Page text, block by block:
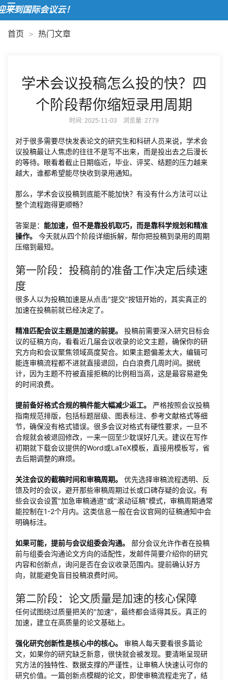
到国际会议云！
首页 > 热门文章
学术会议投稿怎么投的快？四
个阶段帮你缩短录用周期
时间: 2025-11-03 浏览量: 2779
对于很多需要尽快发表论文的研究生和科研人员来说，学术会
议投稿最让人焦虑的往往不是写不出来，而是投出去之后漫长
的等待。眼看着截止日期临近，毕业、评奖、结题的压力越来
越大，谁都希望能尽快收到录用通知。
那么，学术会议投稿到底能不能加快？有没有什么方法可以让
整个流程跑得更顺畅？
答案是： 能加速，但不是靠投机取巧，而是靠科学规划和精准
操作。
今天就从四个阶段详细拆解，帮你把投稿到录用的周期
压缩到最短。
第一阶段：投稿前的准备工作决定后续速
度
很多人以为投稿加速是从点击"提交"按钮开始的，其实真正的
加速在投稿前就已经决定了。
精准匹配会议主题是加速的前提。
投稿前需要深入研究目标会
议的征稿方向，看看近几届会议收录的论文主题，确保你的研
究方向和会议聚焦领域高度契合。如果主题偏差太大，编辑可
能连审稿流程都不进就直接退回，白白浪费几周时间。据统
计，因为主题不符被直接拒稿的比例相当高，这是最容易避免
的时间浪费。
提前备好格式合规的稿件能大幅减少返工。
严格按照会议投稿
指南规范排版，包括标题层级、图表标注、参考文献格式等细
节，确保没有格式错误。很多会议对格式有硬性要求，一旦不
合规就会被退回修改，一来一回至少耽误好几天。建议在写作
初期就下载会议提供的Word或LaTeX模板，直接用模板写，省
去后期调整的麻烦。
关注会议的截稿时间和审稿周期。
优先选择审稿流程透明、反
馈及时的会议，避开那些审稿周期过长或口碑存疑的会议。有
些会议会设置"加急审稿通道"或"滚动征稿"模式，审稿周期通常
能控制在1-2个月内。这类信息一般在会议官网的征稿通知中会
明确标注。
如果可能，提前与会议组委会沟通。
部分会议允许作者在投稿
前与组委会沟通论文方向的适配性，发邮件简要介绍你的研究
内容和创新点，询问是否在会议收录范围内。提前确认好方
向，就能避免盲目投稿浪费时间。
第二阶段：论文质量是加速的核心保障
任何试图绕过质量把关的"加速"，最终都会适得其反。真正的
加速，建立在高质量的论文基础上。
强化研究创新性是核心中的核心。
审稿人每天要看很多篇论
文，如果你的研究缺乏新意，很快就会被发现。要清晰呈现研
究方法的独特性、数据支撑的严谨性，让审稿人快速认可你的
研究价值。一篇创新点模糊的论文，即使审稿流程走完了，结